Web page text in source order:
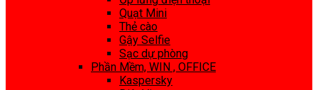
Quạt Mini
Thẻ cào
Gậy Selfie
Sạc dự phòng
Phần Mềm, WIN , OFFICE
Kaspersky